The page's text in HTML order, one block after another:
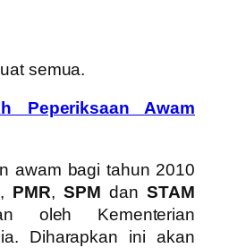
semua.
Peperiksaan Awam
awam bagi tahun 2010
, PMR,SPM danSTAM
oleh Kementerian
Diharapkan ini akan